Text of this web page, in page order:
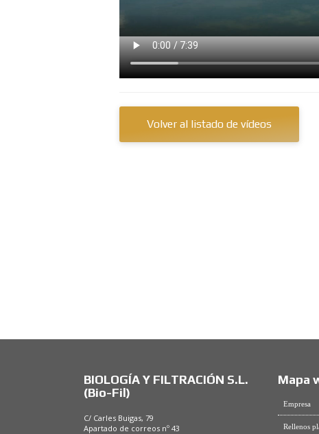
Volver al listado de vídeos
BIOLOGÍA Y FILTRACIÓN S.L.
(Bio-Fil)
C/ Carles Buigas, 79
Apartado de correos nº 43
Mapa
Empresa
Rellenos